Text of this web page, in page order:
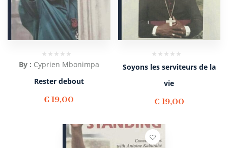
By : Cyprien Mbonimpa
Rester debout
€ 19,00
Soyons les serviteurs de la
vie
€ 19,00